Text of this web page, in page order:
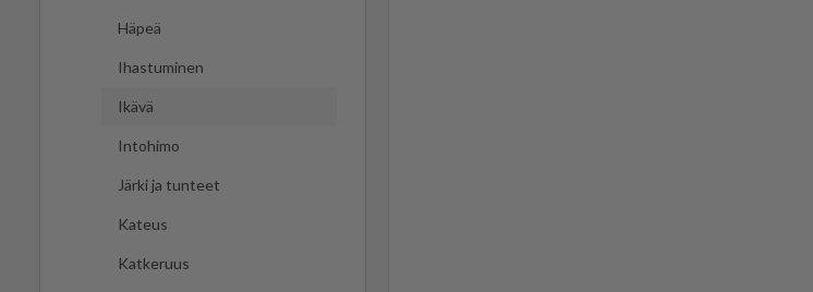
Häpeä
Ihastuminen
Ikävä
Intohimo
Järki ja tunteet
Kateus
Katkeruus